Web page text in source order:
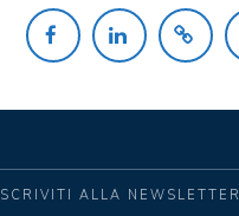
ISCRIVITI ALLA NEWSLETTER